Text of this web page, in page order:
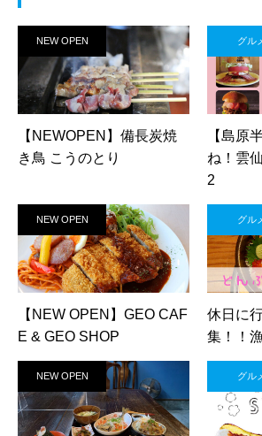
NEW OPEN
【NEWOPEN】備長炭焼
き鳥 こうのとり
グル
【島原
ね！雲
2
NEW OPEN
【NEW OPEN】GEO CAF
E & GEO SHOP
グル
休日に
集！！
NEW OPEN グル